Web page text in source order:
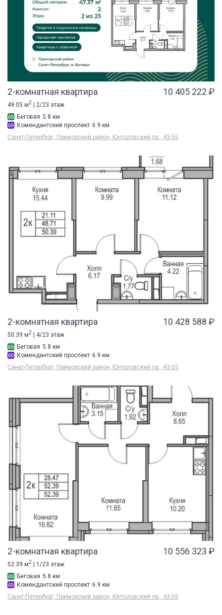
2-комнатная квартира 10 405 222 ₽
49.05 м2
| 2/23 этаж
Беговая 5.8 км
Комендантский проспект 6.9 км
Санкт-Петербург, Приморский район, Юнтоловский пр., 43-55
2-комнатная квартира 10 428 588 ₽
50.39 м2 | 4/23 этаж
Беговая 5.8 км
Комендантский проспект 6.9 км
Санкт-Петербург, Приморский район, Юнтоловский пр., 43-55
2-комнатная квартира 10 556 323 ₽
52.39 м2
| 1/23 этаж
Беговая 5.8 км
Комендантский проспект 6.9 км
Санкт-Петербург, Приморский район, Юнтоловский пр., 43-55